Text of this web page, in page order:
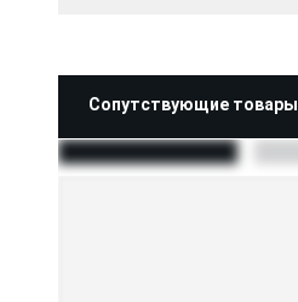
Сопутствующие товары